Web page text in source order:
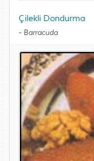
Çilekli Dondurma
- Barracuda